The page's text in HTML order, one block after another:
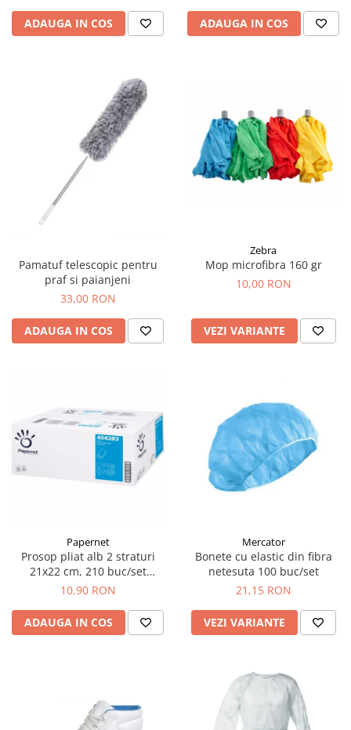
ADAUGA IN COS ADAUGA IN COS
Pamatuf telescopic pentru
praf si paianjeni
33,00 RON
ADAUGA IN COS
Zebra
Mop microfibra 160 gr
10,00 RON
VEZI VARIANTE
Papernet
Prosop pliat alb 2 straturi
21x22 cm, 210 buc/set
Papernet 404283
10,90 RON
ADAUGA IN COS
Mercator
Bonete cu elastic din fibra
netesuta 100 buc/set
21,15 RON
VEZI VARIANTE